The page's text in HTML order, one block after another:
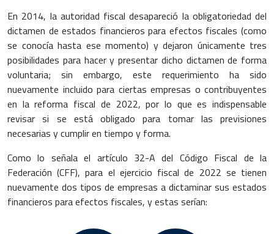
En 2014, la autoridad fiscal desapareció la obligatoriedad del
dictamen de estados financieros para efectos fiscales (como
se conocía hasta ese momento) y dejaron únicamente tres
posibilidades para hacer y presentar dicho dictamen de forma
voluntaria; sin embargo, este requerimiento ha sido
nuevamente incluido para ciertas empresas o contribuyentes
en la reforma fiscal de 2022, por lo que es indispensable
revisar si se está obligado para tomar las previsiones
necesarias y cumplir en tiempo y forma.
Como lo señala el artículo 32-A del Código Fiscal de la
Federación (CFF), para el ejercicio fiscal de 2022 se tienen
nuevamente dos tipos de empresas a dictaminar sus estados
financieros para efectos fiscales, y estas serían: